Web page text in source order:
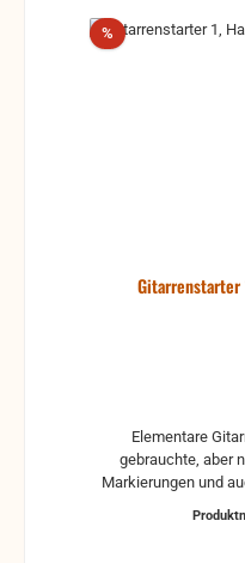
%Rabatt
Elementare
gebrauchte, aber
Markierungen und